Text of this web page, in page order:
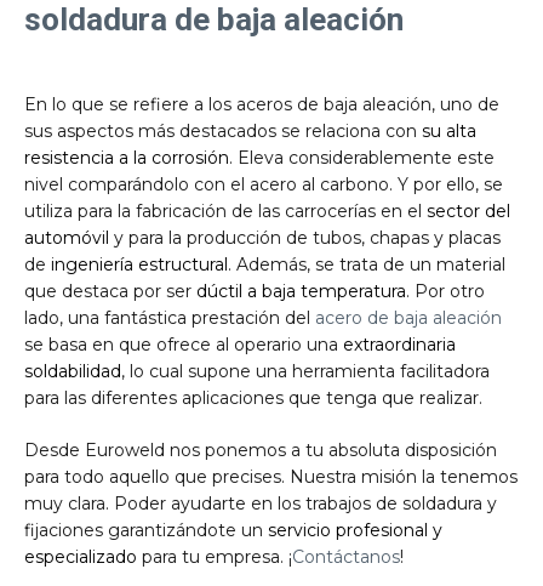
soldadura de baja aleación
En lo que se refiere a los aceros de baja aleación, uno de
sus aspectos más destacados se relaciona con su alta
resistencia a la corrosión. Eleva considerablemente este
nivel comparándolo con el acero al carbono. Y por ello, se
utiliza para la fabricación de las carrocerías en el sector del
automóvil y para la producción de tubos, chapas y placas
de ingeniería estructural. Además, se trata de un material
que destaca por ser dúctil a baja temperatura. Por otro
lado, una fantástica prestación del acero de baja aleación
se basa en que ofrece al operario una extraordinaria
soldabilidad, lo cual supone una herramienta facilitadora
para las diferentes aplicaciones que tenga que realizar.
Desde Euroweld nos ponemos a tu absoluta disposición
para todo aquello que precises. Nuestra misión la tenemos
muy clara. Poder ayudarte en los trabajos de soldadura y
fijaciones garantizándote un servicio profesional y
especializado para tu empresa. ¡Contáctanos!